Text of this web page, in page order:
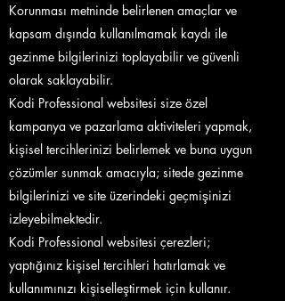
Korunması metninde belirlenen amaçlar ve
kapsam dışında kullanılmamak kaydı ile
gezinme bilgilerinizi toplayabilir ve güvenli
olarak saklayabilir.
Kodi Professional websitesi size özel
kampanya ve pazarlama aktiviteleri yapmak,
kişisel tercihlerinizi belirlemek ve buna uygun
çözümler sunmak amacıyla; sitede gezinme
bilgilerinizi ve site üzerindeki geçmişinizi
izleyebilmektedir.
Kodi Professional websitesi çerezleri;
yaptığınız kişisel tercihleri hatırlamak ve
kullanımınızı kişiselleştirmek için kullanır.